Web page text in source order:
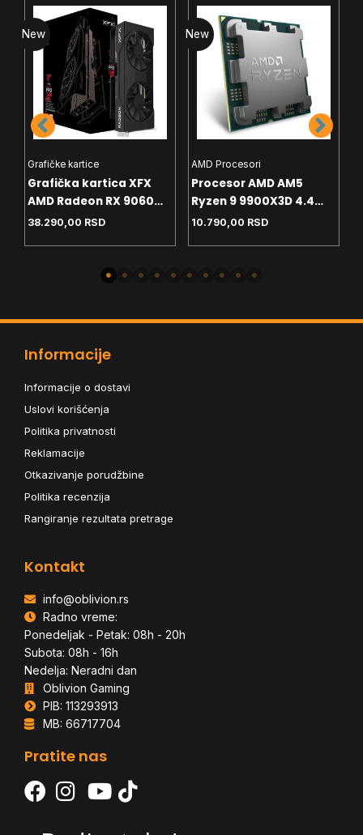
New
Grafičke kartice
Grafička kartica XFX
AMD Radeon RX 9060
8GB SWFT Gaming
38.290,00 RSD
New
AMD Procesori
Procesor AMD AM5
Ryzen 9 9900X3D 4.4
GHz Tray
10.790,00 RSD
Informacije
Informacije o dostavi
Uslovi korišćenja
Politika privatnosti
Reklamacije
Otkazivanje porudžbine
Politika recenzija
Rangiranje rezultata pretrage
Kontakt
info@oblivion.rs
Radno vreme:
Ponedeljak - Petak: 08h - 20h
Subota: 08h - 16h
Nedelja: Neradni dan
Oblivion Gaming
PIB: 113293913
MB: 66717704
Pratite nas